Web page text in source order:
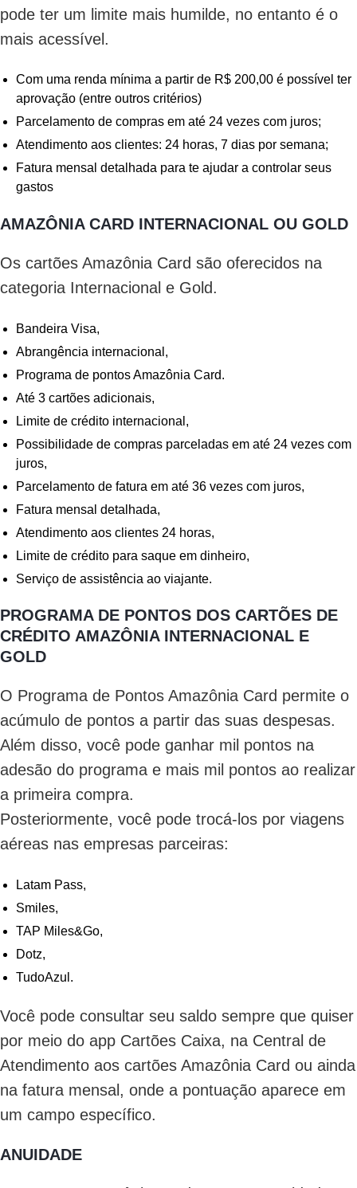
pode ter um limite mais humilde, no entanto é o
mais acessível.
Com uma renda mínima a partir de R$ 200,00 é possível ter
aprovação (entre outros critérios)
Parcelamento de compras em até 24 vezes com juros;
Atendimento aos clientes: 24 horas, 7 dias por semana;
Fatura mensal detalhada para te ajudar a controlar seus
gastos
AMAZÔNIA CARD INTERNACIONAL OU GOLD
Os cartões Amazônia Card são oferecidos na
categoria Internacional e Gold.
Bandeira Visa,
Abrangência internacional,
Programa de pontos Amazônia Card.
Até 3 cartões adicionais,
Limite de crédito internacional,
Possibilidade de compras parceladas em até 24 vezes com
juros,
Parcelamento de fatura em até 36 vezes com juros,
Fatura mensal detalhada,
Atendimento aos clientes 24 horas,
Limite de crédito para saque em dinheiro,
Serviço de assistência ao viajante.
PROGRAMA DE PONTOS DOS CARTÕES DE
CRÉDITO AMAZÔNIA INTERNACIONAL E
GOLD
O Programa de Pontos Amazônia Card permite o
acúmulo de pontos a partir das suas despesas.
Além disso, você pode ganhar mil pontos na
adesão do programa e mais mil pontos ao realizar
a primeira compra.
Posteriormente, você pode trocá-los por viagens
aéreas nas empresas parceiras:
Latam Pass,
Smiles,
TAP Miles&Go,
Dotz,
TudoAzul.
Você pode consultar seu saldo sempre que quiser
por meio do app Cartões Caixa, na Central de
Atendimento aos cartões Amazônia Card ou ainda
na fatura mensal, onde a pontuação aparece em
um campo específico.
ANUIDADE